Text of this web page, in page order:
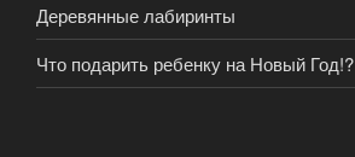
Деревянные лабиринты
Что подарить ребенку на Новый Год!?